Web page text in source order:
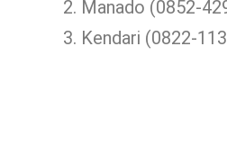
Manado (0852-
Kendari (0822-